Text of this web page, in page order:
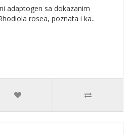
adaptogen sa dokazanim
rosea, poznata i ka..